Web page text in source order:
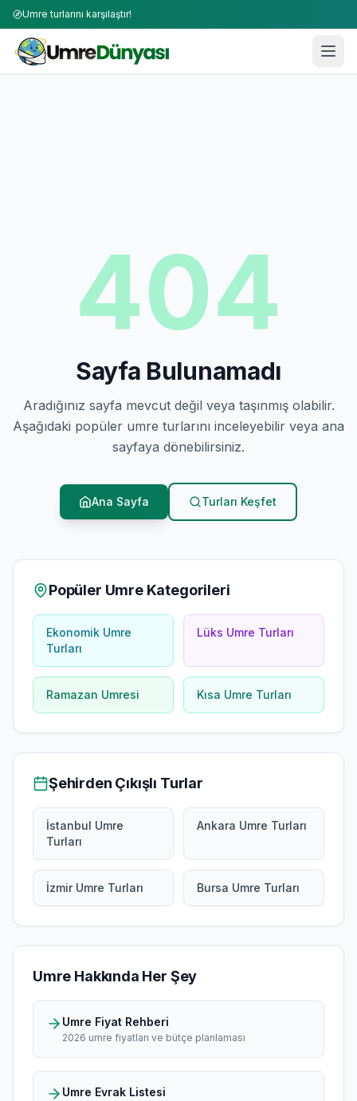
Umre turlarını karşılaştır!
404
Sayfa Bulunamadı
Aradığınız sayfa mevcut değil veya taşınmış olabilir.
Aşağıdaki popüler umre turlarını inceleyebilir veya ana
sayfaya dönebilirsiniz.
Ana Sayfa Turları Keşfet
Popüler Umre Kategorileri
Ekonomik Umre
Turları
Lüks Umre Turları
Ramazan Umresi Kısa Umre Turları
Şehirden Çıkışlı Turlar
İstanbul Umre
Turları
Ankara Umre Turları
İzmir Umre Turları Bursa Umre Turları
Umre Hakkında Her Şey
Umre Fiyat Rehberi
2026 umre fiyatları ve bütçe planlaması
Umre Evrak Listesi